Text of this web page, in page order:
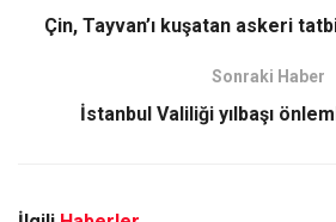
Çin, Tayvan’ı kuşatan askeri
Sonraki Haber
İstanbul Valiliği yılbaşı